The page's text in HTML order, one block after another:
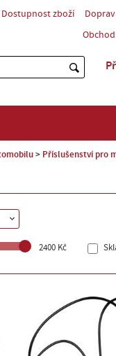
Dostupnost zboží
Příslušenství pro
2400 Kč